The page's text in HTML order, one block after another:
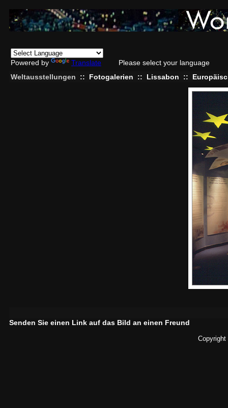
Powered by Translate
Please select your language
Weltausstellungen
:: Fotogalerien :: Lissabon ::
Senden Sie einen Link auf das Bild an einen Freund